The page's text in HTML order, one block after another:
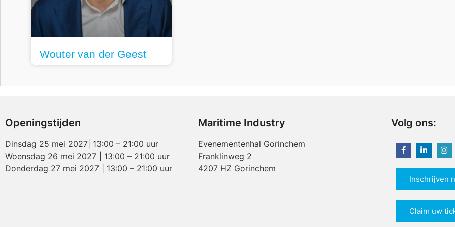
Wouter van der Geest
Openingstijden
Dinsdag 25 mei 2027| 13:00 – 21:00 uur
Woensdag 26 mei 2027 | 13:00 – 21:00 uur
Donderdag 27 mei 2027 | 13:00 – 21:00 uur
Maritime Industry
Evenementenhal Gorinchem
Franklinweg 2
4207 HZ Gorinchem
Volg ons:
Inschrijven
Claim uw